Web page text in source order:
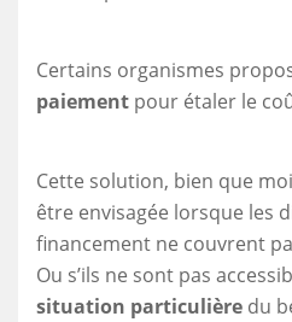
Certains organismes
paiement pour étaler le
Cette solution, bien que
être envisagée lorsque les
financement ne couvrent
Ou s’ils ne sont pas
situation particulière du